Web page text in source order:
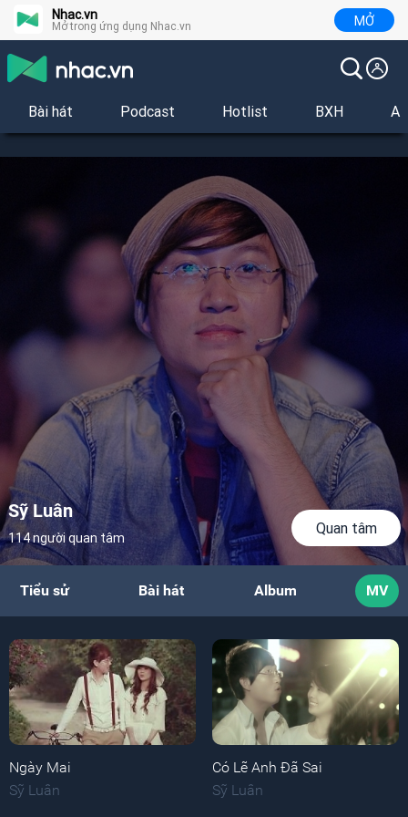
Nhac.vn
Mở trong ứng dụng Nhac.vn MỞ
Bài hát Podcast Hotlist BXH
Sỹ Luân
114 người quan tâm
Quan tâm
Tiểu sử Bài hát Album MV
Ngày Mai
Sỹ Luân
Có Lẽ Anh Đã Sai
Sỹ Luân